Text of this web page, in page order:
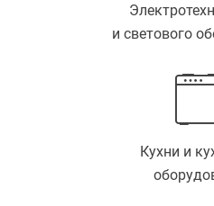
и светового
Кухни и